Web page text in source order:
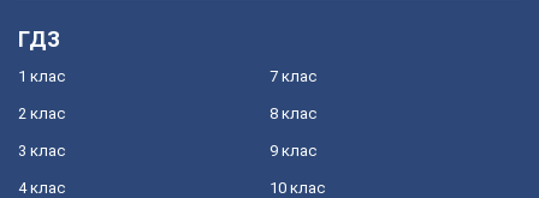
ГДЗ
1 клас
2 клас
3 клас
4 клас
7 клас
8 клас
9 клас
10 клас